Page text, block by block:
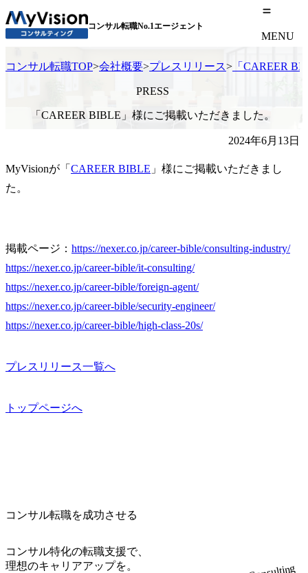
コンサル転職No.1エージェント
MENU
コンサル転職TOP>会社概要>プレスリリース> 「CAREER
PRESS
「CAREER BIBLE」様にご掲載いただきました。
2024年6月13日
MyVisionが「 CAREER BIBLE 」様にご掲載いただきまし
た。
掲載ページ： https://nexer.co.jp/career-bible/consulting-industry/
https://nexer.co.jp/career-bible/it-consulting/
https://nexer.co.jp/career-bible/foreign-agent/
https://nexer.co.jp/career-bible/security-engineer/
https://nexer.co.jp/career-bible/high-class-20s/
プレスリリース一覧へ
トップページへ
コンサル転職を成功させる
コンサル特化の転職支援で、
理想のキャリアアップを。